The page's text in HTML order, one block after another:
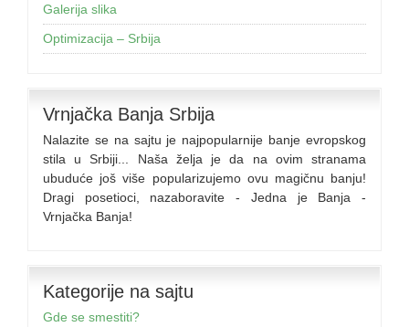
Galerija slika
Optimizacija – Srbija
Vrnjačka Banja Srbija
Nalazite se na sajtu je najpopularnije banje evropskog
stila u Srbiji... Naša želja je da na ovim stranama
ubuduće još više popularizujemo ovu magičnu banju!
Dragi posetioci, nazaboravite - Jedna je Banja -
Vrnjačka Banja!
Kategorije na sajtu
Gde se smestiti?